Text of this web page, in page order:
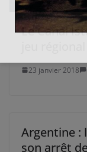
Le Canal
23 janvier 2018
Argentine :
son arrêt